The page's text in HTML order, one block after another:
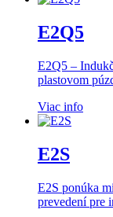
E2Q5
E2Q5 –
plastovom
Viac info
E2S
E2S ponúka
prevedení pre